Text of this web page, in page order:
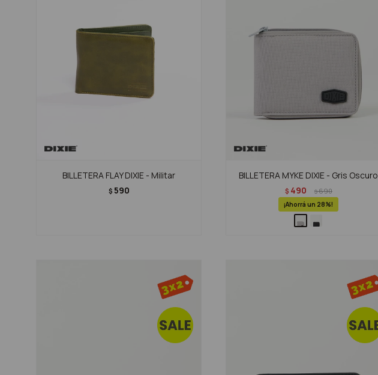
BILLETERA FLAY DIXIE - Militar
$ 590
BILLETERA MYKE DIXIE - Gris Oscuro
$ 490 $690
28